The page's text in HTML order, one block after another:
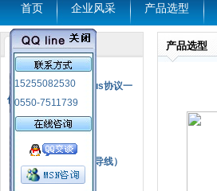
首页 企业风采 产品选型
15255082530
0550-7511739
产品列表
风电温度传感器
RS485通讯modbus协议一
体化现场智能仪表
热电偶
热电偶补偿电缆（导线）
振动传感器
产品选型